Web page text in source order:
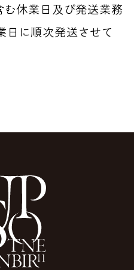
休業日及び発送業務
日に順次発送させて